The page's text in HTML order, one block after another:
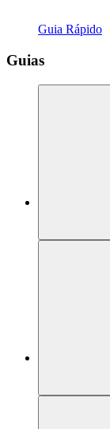
Guia Rápido
Guias